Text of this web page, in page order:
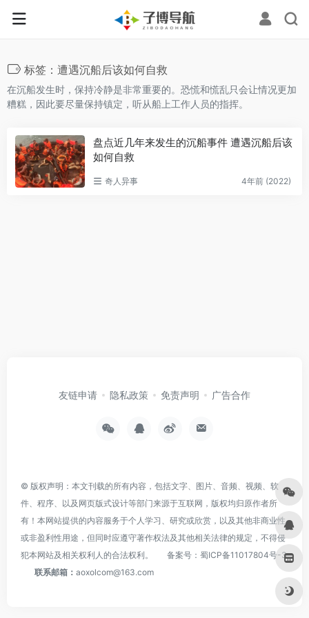
标签：遭遇沉船后该如何自救
在沉船发生时，保持冷静是非常重要的。恐慌和慌乱只会让情况更加
糟糕，因此要尽量保持镇定，听从船上工作人员的指挥‌。
盘点近几年来发生的沉船事件 遭遇沉船后该
如何自救
奇人异事 4年前 (2022)
友链申请 隐私政策 免责声明 广告合作
© 版权声明：本文刊载的所有内容，包括文字、图片、音频、视频、软
件、程序、以及网页版式设计等部门来源于互联网，版权均归原作者所
有！本网站提供的内容服务于个人学习、研究或欣赏，以及其他非商业性
或非盈利性用途，但同时应遵守著作权法及其他相关法律的规定，不得侵
犯本网站及相关权利人的合法权利。
备案号： 蜀ICP备11017804号-3
联系邮箱： aoxolcom@163.com